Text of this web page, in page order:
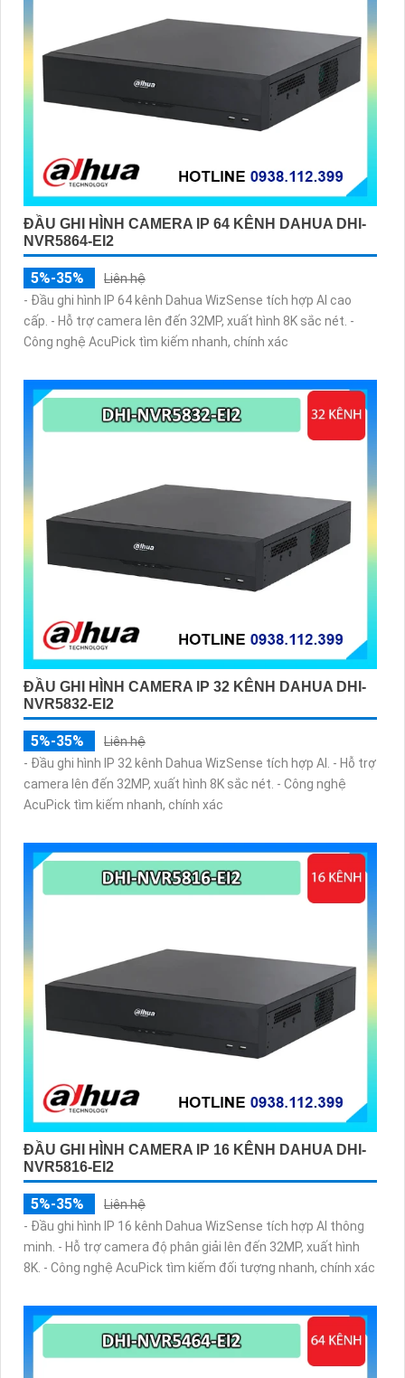
ĐẦU GHI HÌNH CAMERA IP 64 KÊNH DAHUA DHI-
NVR5864-EI2
5%-35%
Liên hệ
- Đầu ghi hình IP 64 kênh Dahua WizSense tích hợp AI cao
cấp. - Hỗ trợ camera lên đến 32MP, xuất hình 8K sắc nét. -
Công nghệ AcuPick tìm kiếm nhanh, chính xác
ĐẦU GHI HÌNH CAMERA IP 32 KÊNH DAHUA DHI-
NVR5832-EI2
5%-35%
Liên hệ
- Đầu ghi hình IP 32 kênh Dahua WizSense tích hợp AI. - Hỗ trợ
camera lên đến 32MP, xuất hình 8K sắc nét. - Công nghệ
AcuPick tìm kiếm nhanh, chính xác
ĐẦU GHI HÌNH CAMERA IP 16 KÊNH DAHUA DHI-
NVR5816-EI2
5%-35%
Liên hệ
- Đầu ghi hình IP 16 kênh Dahua WizSense tích hợp AI thông
minh. - Hỗ trợ camera độ phân giải lên đến 32MP, xuất hình
8K. - Công nghệ AcuPick tìm kiếm đối tượng nhanh, chính xác